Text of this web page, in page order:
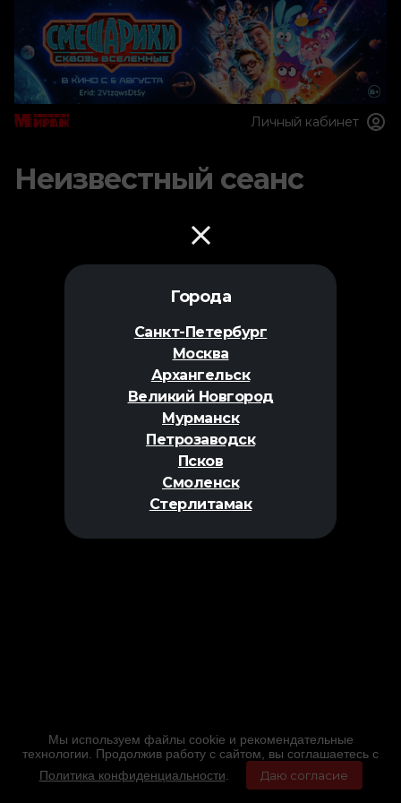
Города
Санкт-Петербург
Москва
Архангельск
Великий Новгород
Мурманск
Петрозаводск
Псков
Смоленск
Стерлитамак
Личный кабинет
Неизвестный сеанс
Мы используем файлы cookie и рекомендательные
технологии. Продолжив работу с сайтом, вы соглашаетесь с
Политика конфиденциальности
Даю согласие